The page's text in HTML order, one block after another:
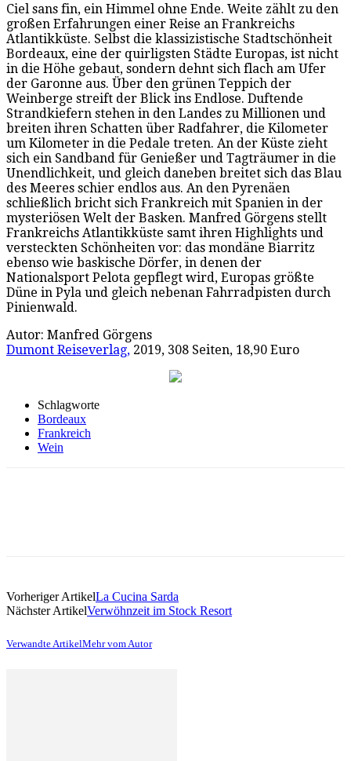
Ciel sans fin, ein Himmel ohne Ende. Weite zählt zu den
großen Erfahrungen einer Reise an Frankreichs
Atlantikküste. Selbst die klassizistische Stadtschönheit
Bordeaux, eine der quirligsten Städte Europas, ist nicht
in die Höhe gebaut, sondern dehnt sich flach am Ufer
der Garonne aus. Über den grünen Teppich der
Weinberge streift der Blick ins Endlose. Duftende
Strandkiefern stehen in den Landes zu Millionen und
breiten ihren Schatten über Radfahrer, die Kilometer
um Kilometer in die Pedale treten. An der Küste zieht
sich ein Sandband für Genießer und Tagträumer in die
Unendlichkeit, und gleich daneben breitet sich das Blau
des Meeres schier endlos aus. An den Pyrenäen
schließlich bricht sich Frankreich mit Spanien in der
mysteriösen Welt der Basken. Manfred Görgens stellt
Frankreichs Atlantikküste samt ihren Highlights und
versteckten Schönheiten vor: das mondäne Biarritz
ebenso wie baskische Dörfer, in denen der
Nationalsport Pelota gepflegt wird, Europas größte
Düne in Pyla und gleich nebenan Fahrradpisten durch
Pinienwald.
Autor: Manfred Görgens
Dumont Reiseverlag, 2019, 308 Seiten, 18,90 Euro
Schlagworte
Bordeaux
Frankreich
Wein
Vorheriger ArtikelLa Cucina Sarda
Nächster ArtikelVerwöhnzeit im Stock Resort
Verwandte ArtikelMehr vom Autor